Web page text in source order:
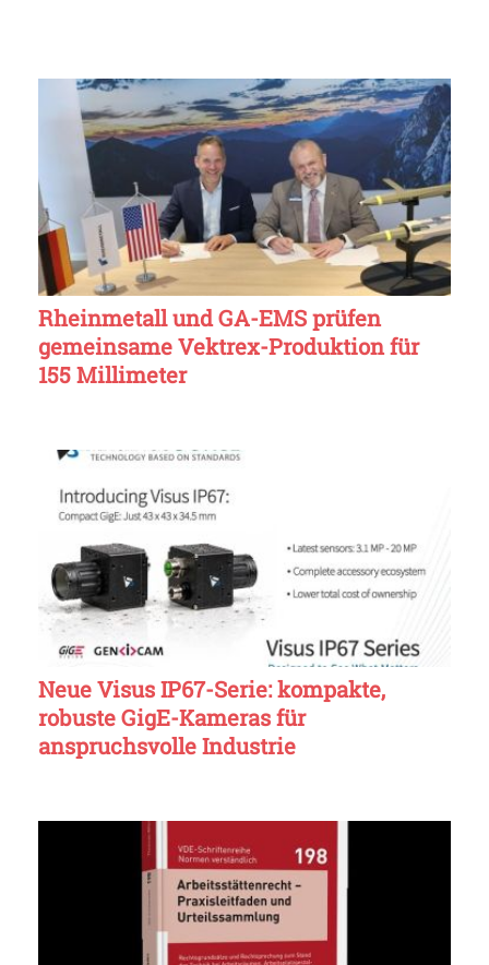
Rheinmetall und GA-EMS prüfen
gemeinsame Vektrex-Produktion für
155 Millimeter
Neue Visus IP67-Serie: kompakte,
robuste GigE-Kameras für
anspruchsvolle Industrie